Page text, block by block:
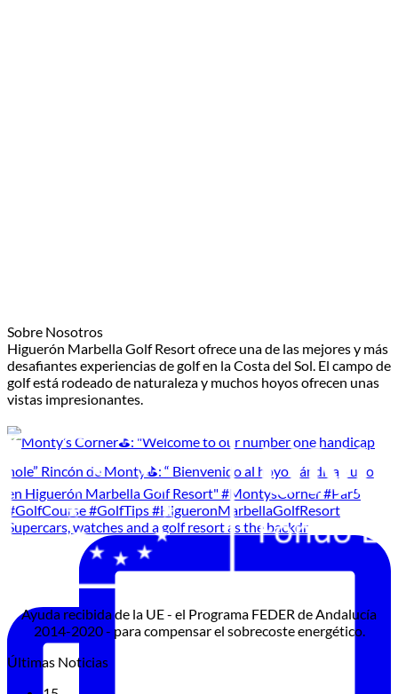
Supercars, watches and a golf resort as the backdr
Sobre Nosotros
Higuerón Marbella Golf Resort ofrece una de las mejores y más
desafiantes experiencias de golf en la Costa del Sol. El campo de
golf está rodeado de naturaleza y muchos hoyos ofrecen unas
vistas impresionantes.
Ayuda recibida de la UE - el Programa FEDER de Andalucía
2014-2020 - para compensar el sobrecoste energético.
Últimas Noticias